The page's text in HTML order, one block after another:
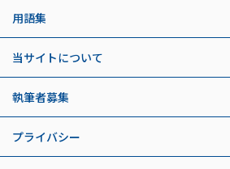
用語集
当サイトについて
執筆者募集
プライバシー